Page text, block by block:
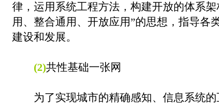
律，运用系统工程方法，构建开放的体系
用、整合通用、开放应用”的思想，指导各
建设和发展。
(2)共性基础一张网
为了实现城市的精确感知、信息系统的